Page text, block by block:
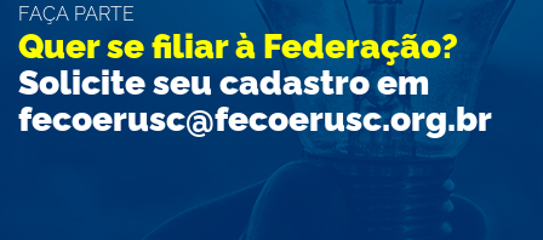
FAÇA PARTE
Quer se filiar à Federação?
Solicite seu cadastro em
fecoerusc@fecoerusc.org.br